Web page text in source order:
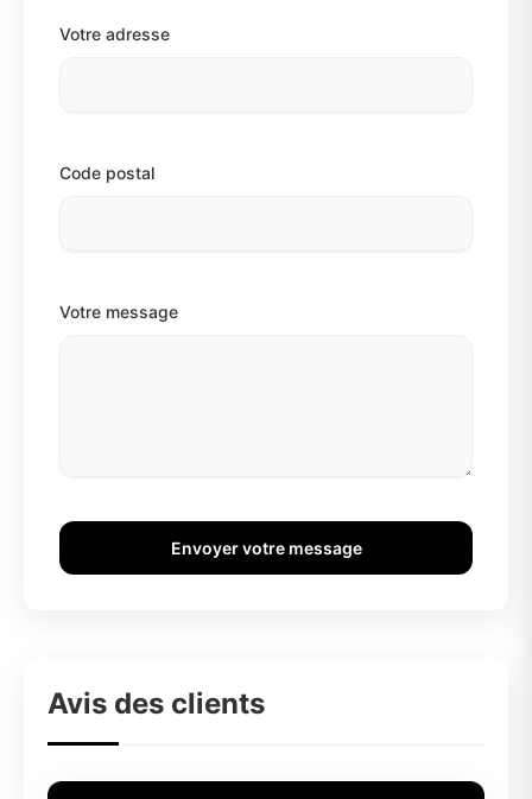
Votre adresse
Code postal
Votre message
Envoyer votre message
Avis des clients